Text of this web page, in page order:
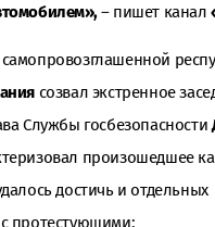
– пишет канал
созвал экстренное
Службы госбезопасности
произошедшее
достичь и отдельных
протестующими: